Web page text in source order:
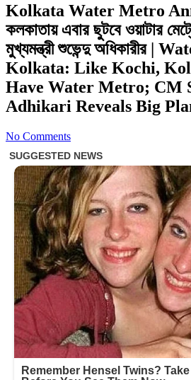
Kolkata Water Metro
কলকাতায় এবার ছুটবে ওয়াটার
মুখ্যমন্ত্রী শুভেন্দু অধিকারীর |
Kolkata: Like Kochi,
Have Water Metro; CM
Adhikari Reveals Big
No Comments